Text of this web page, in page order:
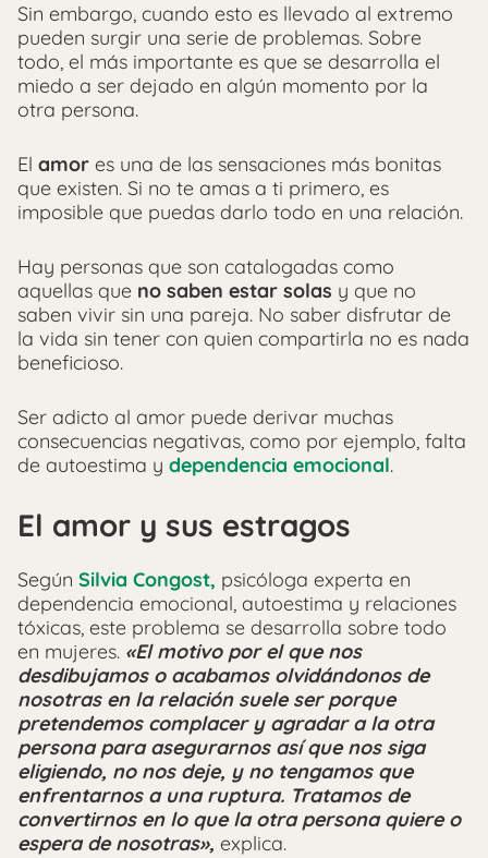
Sin embargo, cuando esto es llevado al extremo
pueden surgir una serie de problemas. Sobre
todo, el más importante es que se desarrolla el
miedo a ser dejado en algún momento por la
otra persona.
El amor es una de las sensaciones más bonitas
que existen. Si no te amas a ti primero, es
imposible que puedas darlo todo en una relación.
Hay personas que son catalogadas como
aquellas que no saben estar solas y que no
saben vivir sin una pareja. No saber disfrutar de
la vida sin tener con quien compartirla no es nada
beneficioso.
Ser adicto al amor puede derivar muchas
consecuencias negativas, como por ejemplo, falta
de autoestima y dependencia emocional.
El amor y sus estragos
Según Silvia Congost, psicóloga experta en
dependencia emocional, autoestima y relaciones
tóxicas, este problema se desarrolla sobre todo
en mujeres. «El motivo por el que nos
desdibujamos o acabamos olvidándonos de
nosotras en la relación suele ser porque
pretendemos complacer y agradar a la otra
persona para asegurarnos así que nos siga
eligiendo, no nos deje, y no tengamos que
enfrentarnos a una ruptura. Tratamos de
convertirnos en lo que la otra persona quiere o
espera de nosotras», explica.